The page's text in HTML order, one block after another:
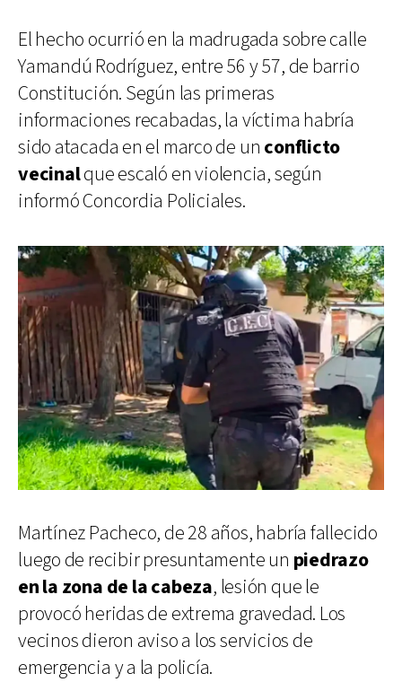
El hecho ocurrió en la madrugada sobre calle
Yamandú Rodríguez, entre 56 y 57, de barrio
Constitución. Según las primeras
informaciones recabadas, la víctima habría
sido atacada en el marco de un conflicto
vecinalque escaló en violencia, según
informó Concordia Policiales.
Martínez Pacheco, de 28 años, habría fallecido
luego de recibir presuntamente un piedrazo
en la zona de la cabeza, lesión que le
provocó heridas de extrema gravedad. Los
vecinos dieron aviso a los servicios de
emergencia y a la policía.